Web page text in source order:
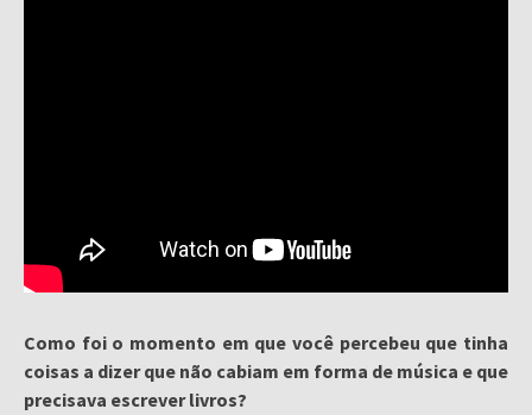
Como foi o momento em que você percebeu que tinha
coisas a dizer que não cabiam em forma de música e que
precisava escrever livros?